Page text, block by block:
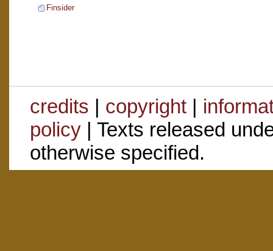
Finsider
credits | copyright|
policy| Texts released
otherwise specified.